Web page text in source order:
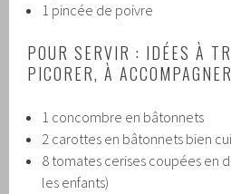
1 pincée de poivre
POUR SERVIR : IDÉES À
PICORER, À ACCOMPAGNER
1 concombre en bâtonnets
2 carottes en bâtonnets bien
8 tomates cerises coupées en
les enfants)